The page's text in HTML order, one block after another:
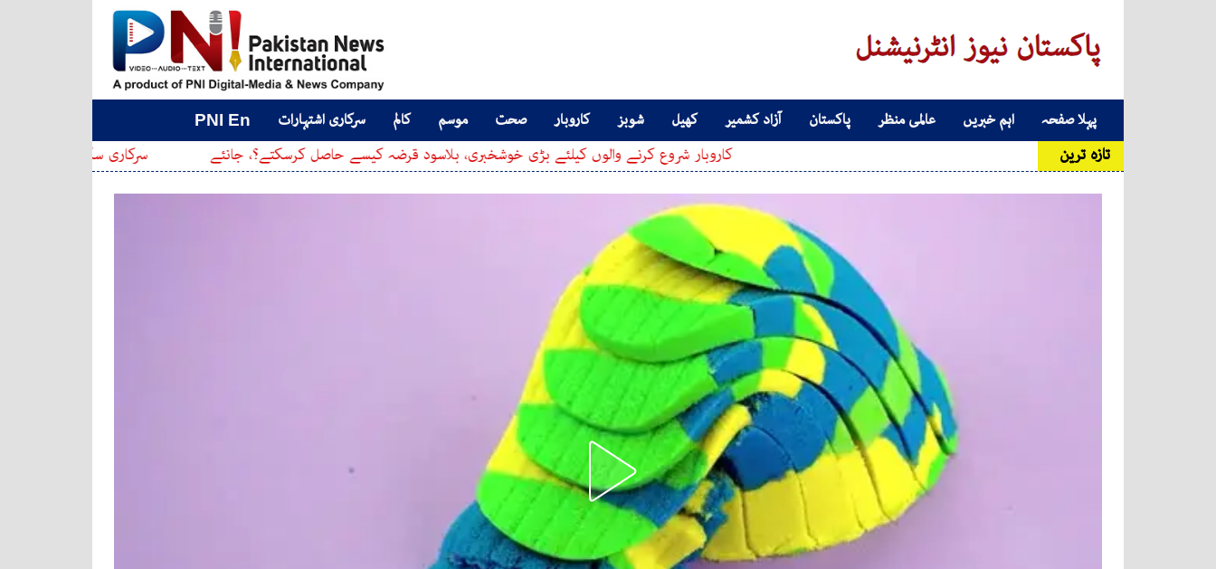
Main Navigationپہلا صفحہ اہم خبریں عالمی منظر پاکستان آزاد کشمیر کھیل شوبز کاروبار صحت موسم کالم سرکاری اشتہارات PNI En
تازہ ترین سرکاری سکولوں کے اوقاتِ کار جاری کاروبار شروع کرنے والوں کیلئے بڑی خوشخبری، بلاسود قرضہ کیسے حاصل کرسکتے؟، جانئے